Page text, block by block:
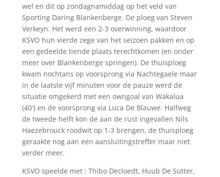
wel en dit op zondagnamiddag op het veld van
Sporting Daring Blankenberge. De ploeg van Steven
Verkeyn. Het werd een 2-3 overwinning, waardoor
KSVO hun vierde zege van het seizoen pakken en op
een gedeelde tiende plaats terechtkomen (en onder
meer over Blankenberge springen). De thuisploeg
kwam nochtans op voorsprong via Nachtegaele maar
in de laatste vijf minuten voor de pauze werd de
situatie omgekerd met een owngoal van Wakalua
(40′) en de voorsprong via Luca De Blauwe. Halfweg
de tweede helft kon de aan de rust ingevallen Nils
Haezebrouck roodwit op 1-3 brengen, de thuisploeg
geraakte nog aan een aansluitingstreffer maar niet
verder meer.
KSVO speelde met : Thibo Decloedt, Huub De Sutter,